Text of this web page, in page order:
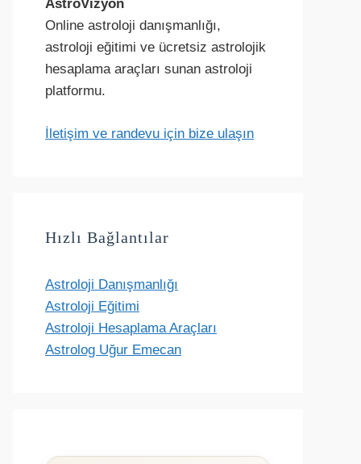
AstroVizyon
Online astroloji danışmanlığı,
astroloji eğitimi ve ücretsiz astrolojik
hesaplama araçları sunan astroloji
platformu.
İletişim ve randevu için bize ulaşın
Hızlı Bağlantılar
Astroloji Danışmanlığı
Astroloji Eğitimi
Astroloji Hesaplama Araçları
Astrolog Uğur Emecan